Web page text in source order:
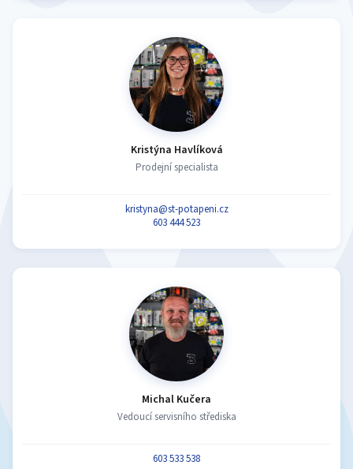
Kristýna Havlíková
Prodejní specialista
kristyna@st-potapeni.cz
603 444 523
Michal Kučera
Vedoucí servisního střediska
603 533 538